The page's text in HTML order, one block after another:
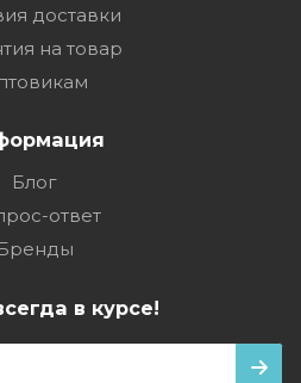
доставки
на товар
Блог
ответ
Бренды
в курсе!